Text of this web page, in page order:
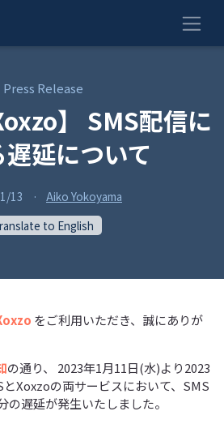
Press Release
】 SMS配信に
延について
13 ·
Aiko Yokoyama
to English
をご利用いただき、誠にありが
の通り、 2023年1月11日(水)より2023
Xoxzoの両サービスにおいて、SMS
の遅延が発生いたしました。